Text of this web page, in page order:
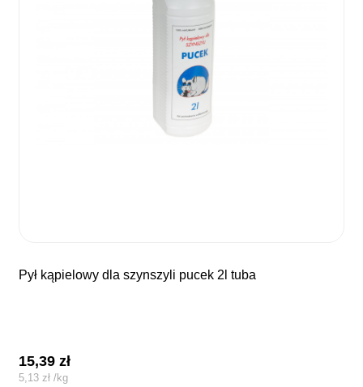
pył kąpielowy dla szynszyli pucek 2l tuba
15,39zł
5,13 zł /kg